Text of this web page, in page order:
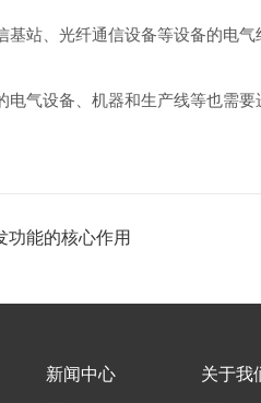
站、光纤通信设备等设备的电气
气设备、机器和生产线等也需要
功能的核心作用
新闻中心 关于我